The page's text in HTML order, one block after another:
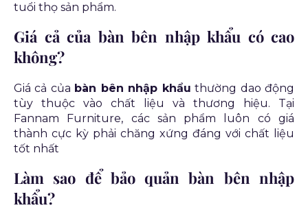
tuổi thọ sản phẩm.
Giá cả của bàn bên nhập khẩu có cao
không?
Giá cả của bàn bên nhập khẩu thường dao động
tùy thuộc vào chất liệu và thương hiệu. Tại
Fannam Furniture, các sản phẩm luôn có giá
thành cực kỳ phải chăng xứng đáng với chất liệu
tốt nhất
Làm sao để bảo quản bàn bên nhập
khẩu?